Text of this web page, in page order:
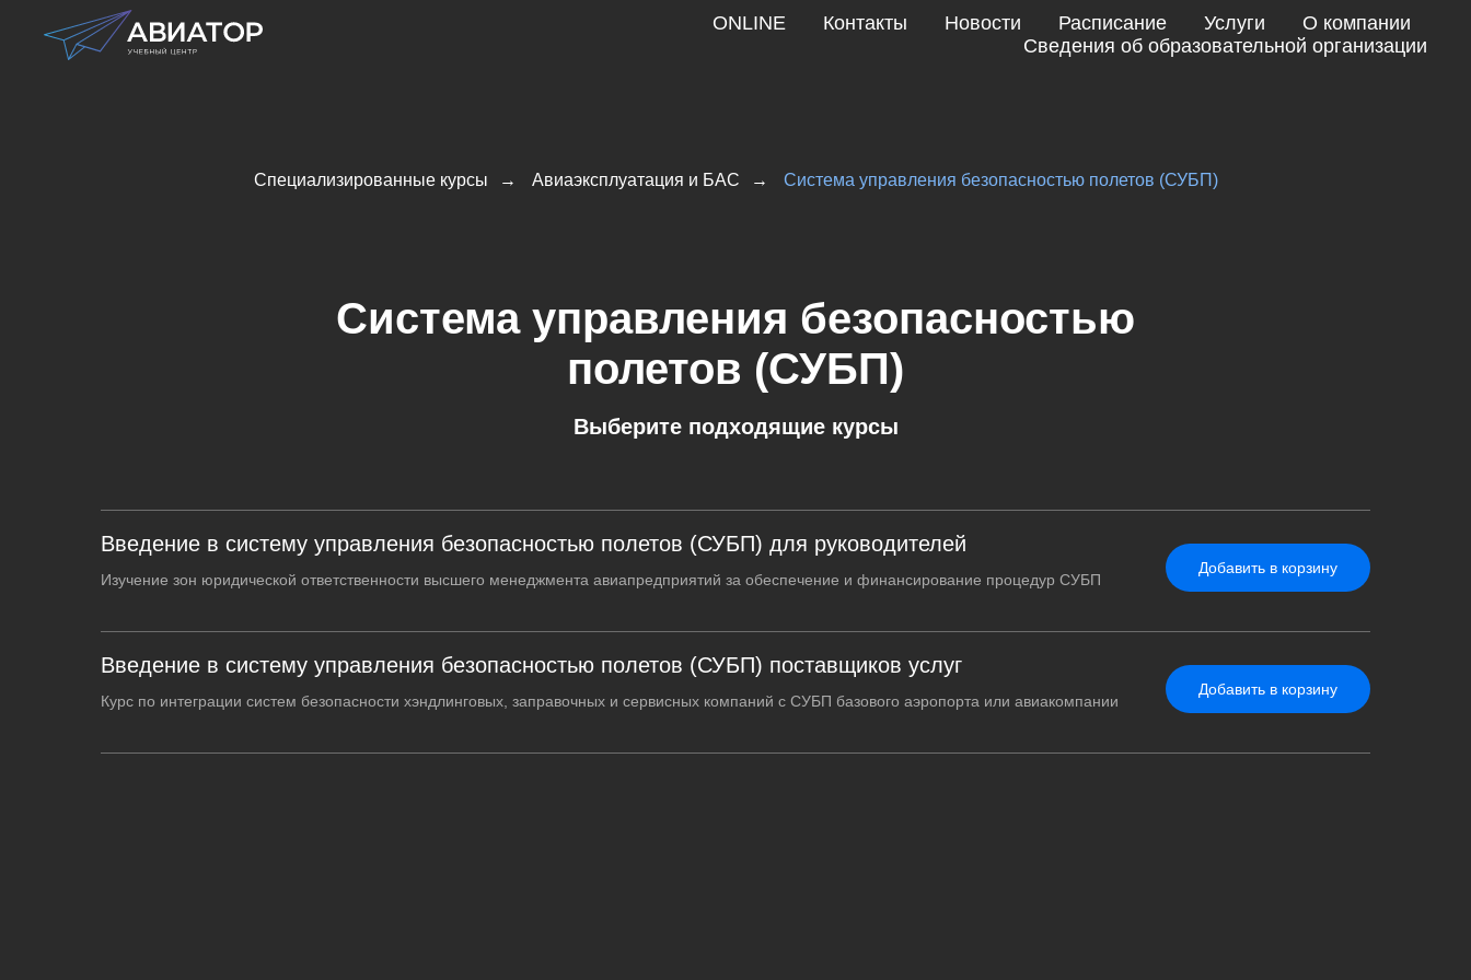
ONLINE Контакты Новости Расписание Услуги
О компании
Сведения об образовательной организации
Специализированные курсы → Авиаэксплуатация и БАС → Система управления безопасностью полетов (СУБП)
Система управления безопасностью
полетов (СУБП)
Выберите подходящие курсы
Введение в систему управления безопасностью полетов (СУБП) для руководителей
Изучение зон юридической ответственности высшего менеджмента авиапредприятий за обеспечение и финансирование процедур СУБП
Добавить в корзину
Введение в систему управления безопасностью полетов (СУБП) поставщиков услуг
Курс по интеграции систем безопасности хэндлинговых, заправочных и сервисных компаний с СУБП базового аэропорта или авиакомпании
Добавить в корзину